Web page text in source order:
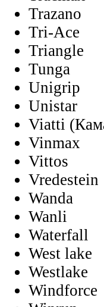
Trazano
Tri-Ace
Triangle
Tunga
Unigrip
Unistar
Viatti
Vinmax
Vittos
Vredestein
Wanda
Wanli
Waterfall
West lake
Westlake
Windforce